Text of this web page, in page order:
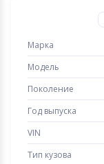
Марка
Модель
Поколение
Год выпуска
VIN
Тип кузова